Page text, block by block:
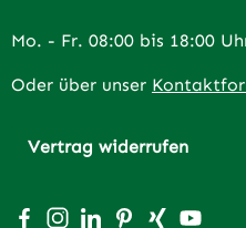
Mo. - Fr. 08:00 bis 18:00
Oder über unser
Vertrag widerrufen
Besuche uns auf
Schau auf Instagram
Vernetze dich mit
Lass dich auf
Vernetze
Sieh